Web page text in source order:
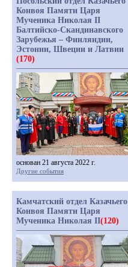
Конвоя Памяти Царя
Мученика Николая II
Балтийско-Скандинавского
Зарубежья – Финляндии,
Эстонии, Швеции и Латвии
(170)
основан 21 августа 2022 г.
Другие события
Камчатский отдел Казачьего
Конвоя Памяти Царя
Мученика Николая II(120)